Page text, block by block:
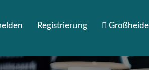
Registrierung Großheide